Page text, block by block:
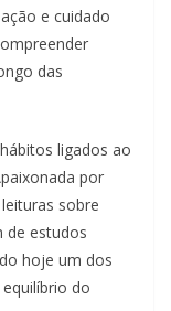
e cuidado
das
ligados ao
por
sobre
de estudos
hoje um dos
do